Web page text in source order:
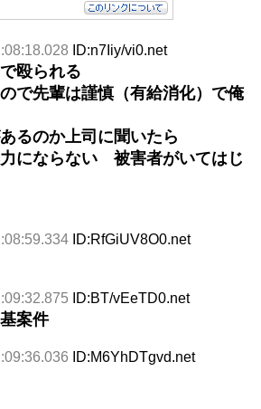
ID:n7Iiy/vi0.net
殴られる
で先輩は謹慎（有給消化）で俺
るのか上司に聞いたら
にならない 被害者がいてはじ
ID:RfGiUV8O0.net
ID:BT/vEeTD0.net
案件
ID:M6YhDTgvd.net